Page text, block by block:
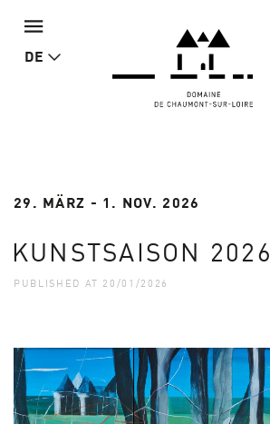
DE
29. MÄRZ - 1. NOV. 2026
KUNSTSAISON 2026
PUBLISHED AT 20/01/2026